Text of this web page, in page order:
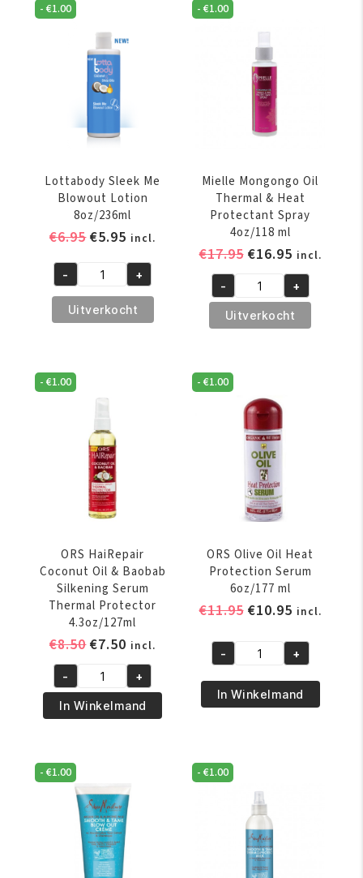
-€1.00
Lottabody Sleek Me
Blowout Lotion
8oz/236ml
€6.95Oorspronkelijke
was:
€6.95.
€5.95 Huidige
is:
€5.95.
incl.
Lottabody
Sleek
Me
8oz/236ml
- +
Uitverkocht
-€1.00
Mielle Mongongo Oil
Thermal & Heat
Protectant Spray
4oz/118 ml
€17.95 Oorspronkelijke
was:
€17.95.
€16.95Huidige
prijs
is:
€16.95.
incl.
Mielle
Mongongo
Oil
&
Heat
Protectant
4oz/118
aantal
- +
Uitverkocht
-€1.00
ORS HaiRepair
Coconut Oil & Baobab
Silkening Serum
Thermal Protector
4.3oz/127ml
€8.50Oorspronkelijke
was:
€8.50.
€7.50 Huidige
prijs
is:
€7.50.
incl.
ORS
HaiRepair
Coconut
&
Baobab
Silkening
Serum
Thermal
Protector
- +
In Winkelmand
-€1.00
ORS Olive Oil Heat
Protection Serum
6oz/177 ml
€11.95 Oorspronkelijke
was:
€11.95.
€10.95Huidige
is:
€10.95.
incl.
ORS
Olive
Oil
Serum
6oz/177
aantal
- +
In Winkelmand
-€1.00 -€1.00
SCHRIJF JE NU IN VOOR ONZE NIEUWSBRIEF
* Voer uw e-mailadres in en schrijf u in.